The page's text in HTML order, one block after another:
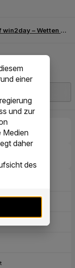
einer
und zur
Medien
daher
des